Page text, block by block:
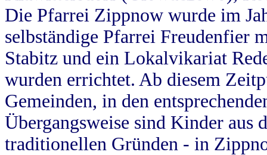
Die Pfarrei Zippnow wurde im
selbständige Pfarrei Freudenfier
Stabitz und ein Lokalvikariat
wurden errichtet. Ab diesem
Gemeinden, in den
Übergangsweise sind Kinder aus
traditionellen Gründen - in